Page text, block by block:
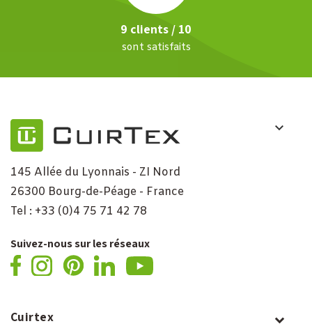
9 clients / 10
sont satisfaits
145 Allée du Lyonnais - ZI Nord
26300 Bourg-de-Péage - France
Tel : +33 (0)4 75 71 42 78
Suivez-nous sur les réseaux
Cuirtex